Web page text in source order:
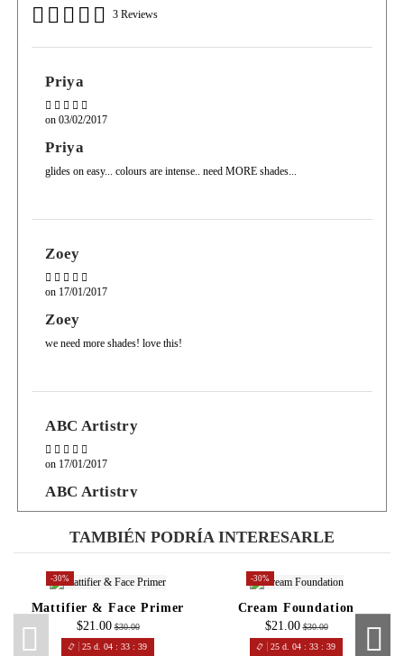
3 Reviews
Priya
on03/02/2017
Priya
glides on easy... colours are intense.. need MORE shades...
Zoey
on 17/01/2017
Zoey
we need more shades! love this!
ABC Artistry
on 17/01/2017
ABC Artistry
Really creamy, wish there were more shades.
TAMBIÉN PODRÍA INTERESARLE
-30%
Mattifier & Face Primer
$21.00 $30.00
25 d. 04 :33 :39
-30%
Cream Foundation
$21.00 $30.00
25 d. 04 :33 :39